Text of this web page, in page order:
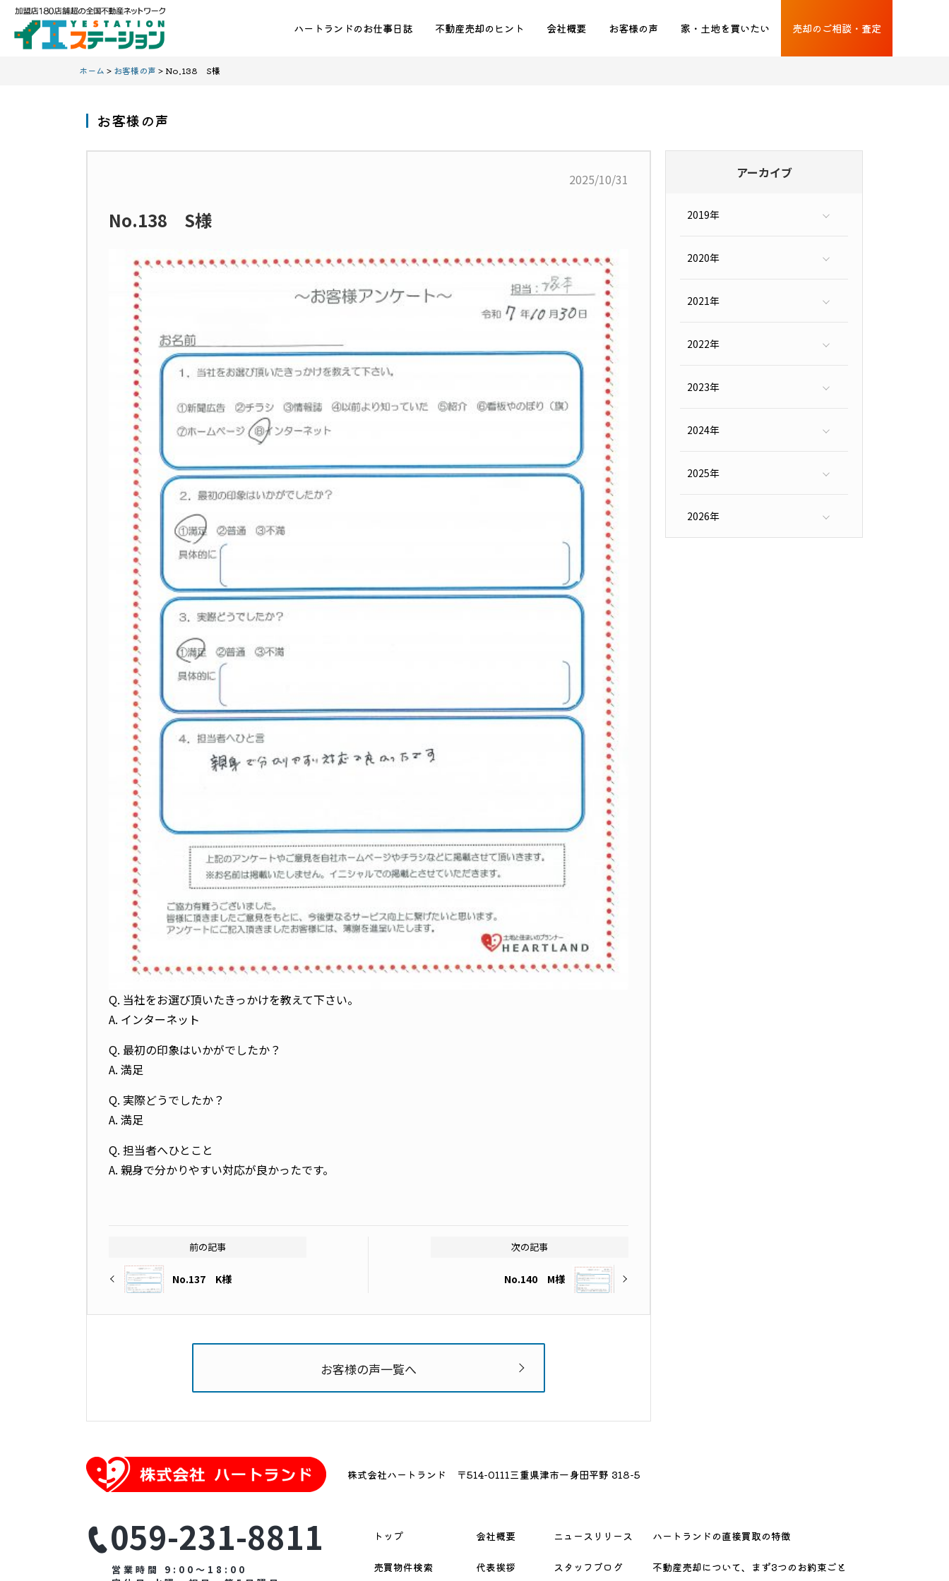
ハートランドのお仕事日誌 不動産売却のヒント 会社概要 お客様の声 家・土地を買いたい 売却のご相談・査定
ホーム > お客様の声 > No.138 S様
お客様の声
2025/10/31
No.138 S様
Q. 当社をお選び頂いたきっかけを教えて下さい。
A. インターネット
Q. 最初の印象はいかがでしたか？
A. 満足
Q. 実際どうでしたか？
A. 満足
Q. 担当者へひとこと
A. 親身で分かりやすい対応が良かったです。
前の記事
No.137 K様
次の記事
No.140 M様
お客様の声一覧へ
アーカイブ
2019年
12月（33）
2020年
1月（1）
3月（1）
4月（1）
9月（1）
2021年
7月（2）
2022年
4月（1）
9月（2）
2023年
3月（1）
8月（1）
9月（1）
2024年
3月（1）
9月（1）
10月（2）
12月（1）
2025年
1月（1）
4月（1）
5月（2）
6月（3）
7月（1）
10月（2）
11月（2）
12月（2）
2026年
株式会社ハートランド 〒514-0111三重県津市一身田平野 318-5
059-231-8811
営業時間 9:00～18:00
トップ 会社概要 ニュースリリース ハートランドの直接買取の特徴
売買物件検索 代表挨拶 スタッフブログ 不動産売却について、まず3つのお約束ごと